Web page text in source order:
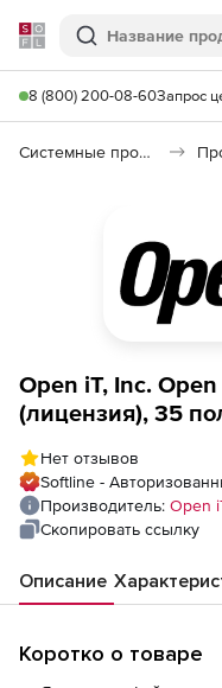
Softline
Поиск
8 (800) 200-08-60Запрос
Системные программы
Open iT, Inc.
(лицензия), 35
Нет отзывов
Softline -
Производитель: Open
Скопировать ссылку
Описание
Коротко о товаре